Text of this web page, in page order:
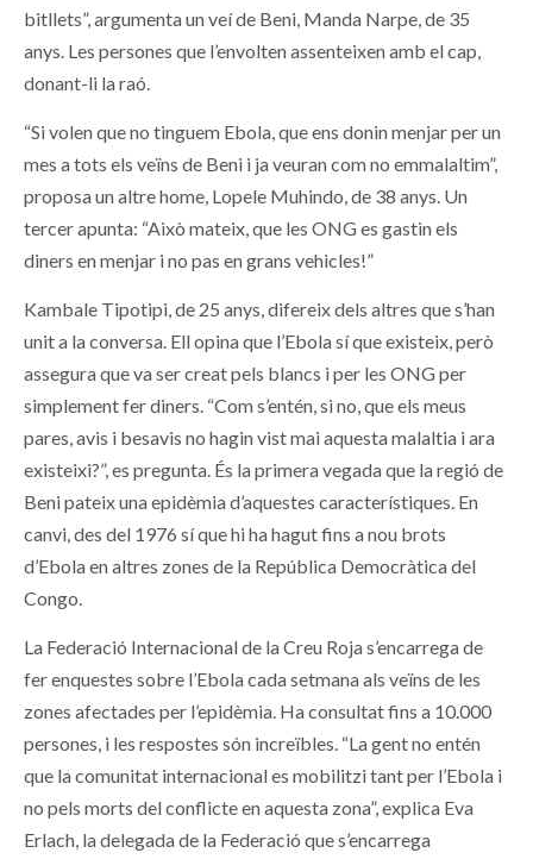
bitllets”, argumenta un veí de Beni, Manda Narpe, de 35
anys. Les persones que l’envolten assenteixen amb el cap,
donant-li la raó.
“Si volen que no tinguem Ebola, que ens donin menjar per un
mes a tots els veïns de Beni i ja veuran com no emmalaltim”,
proposa un altre home, Lopele Muhindo, de 38 anys. Un
tercer apunta: “Això mateix, que les ONG es gastin els
diners en menjar i no pas en grans vehicles!”
Kambale Tipotipi, de 25 anys, difereix dels altres que s’han
unit a la conversa. Ell opina que l’Ebola sí que existeix, però
assegura que va ser creat pels blancs i per les ONG per
simplement fer diners. “Com s’entén, si no, que els meus
pares, avis i besavis no hagin vist mai aquesta malaltia i ara
existeixi?”, es pregunta. És la primera vegada que la regió de
Beni pateix una epidèmia d’aquestes característiques. En
canvi, des del 1976 sí que hi ha hagut fins a nou brots
d’Ebola en altres zones de la República Democràtica del
Congo.
La Federació Internacional de la Creu Roja s’encarrega de
fer enquestes sobre l’Ebola cada setmana als veïns de les
zones afectades per l’epidèmia. Ha consultat fins a 10.000
persones, i les respostes són increïbles. “La gent no entén
que la comunitat internacional es mobilitzi tant per l’Ebola i
no pels morts del conflicte en aquesta zona”, explica Eva
Erlach, la delegada de la Federació que s’encarrega